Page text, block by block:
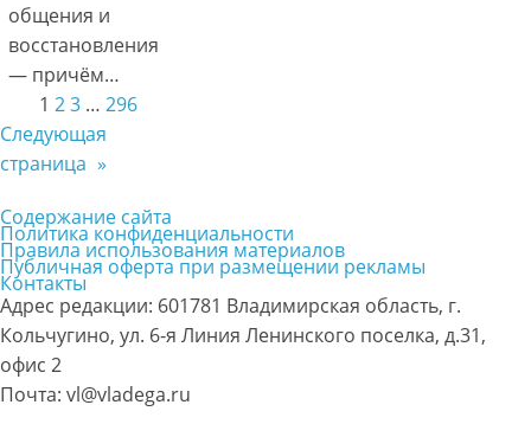
общения и
восстановления
— причём…
1 23 … 296
Следующая
страница »
Содержание сайта
Политика конфиденциальности
Правила использования материалов
Публичная оферта при размещении рекламы
Контакты
Адрес редакции: 601781 Владимирская область, г.
Кольчугино, ул. 6-я Линия Ленинского поселка, д.31,
офис 2
Почта: vl@vladega.ru